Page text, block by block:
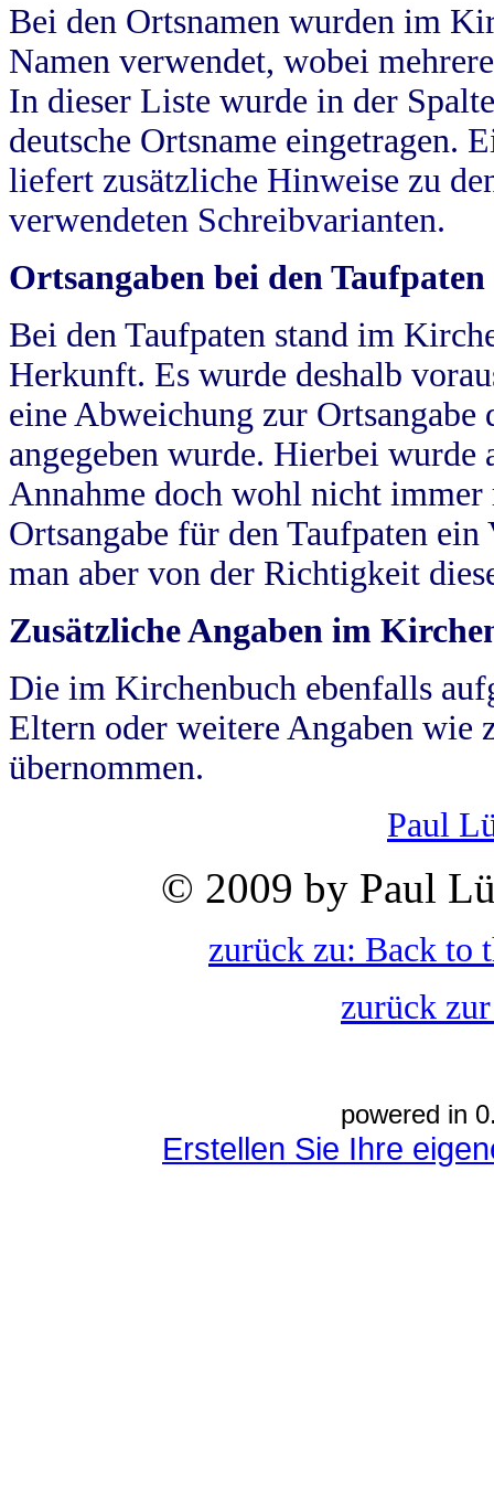
Bei den Ortsnamen wurden im
Namen verwendet, wobei
In dieser Liste wurde in der
deutsche Ortsname eingetragen.
liefert zusätzliche Hinweise zu
verwendeten Schreibvarianten.
Ortsangaben bei den Taufpaten
Bei den Taufpaten stand im
Herkunft. Es wurde deshalb
eine Abweichung zur
angegeben wurde. Hierbei wurde
Annahme doch wohl nicht
Ortsangabe für den Taufpaten
man aber von der Richtigkeit
Zusätzliche Angaben im
Die im Kirchenbuch ebenfalls
Eltern oder weitere Angaben wie
übernommen.
Paul
© 2009 by Paul
zurück zu: Back to
zurück
powered in
Erstellen Sie Ihre